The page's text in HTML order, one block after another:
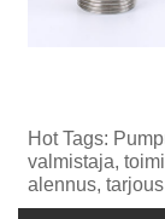
Hot Tags:
valmistaja,
alennus, tarjous